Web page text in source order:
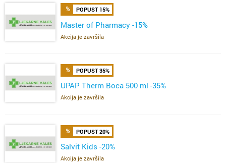
POPUST 15%
Master of Pharmacy -15%
Akcija je završila
POPUST 35%
UPAP Therm Boca 500 ml -35%
Akcija je završila
POPUST 20%
Salvit Kids -20%
Akcija je završila